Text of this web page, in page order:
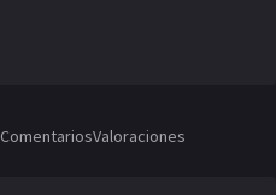
ComentariosValoraciones